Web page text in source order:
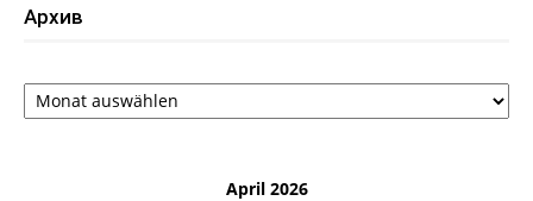
Архив
Архив
April 2026